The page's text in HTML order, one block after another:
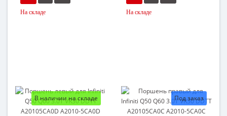
На складе На складе
В наличии на складе Под заказ